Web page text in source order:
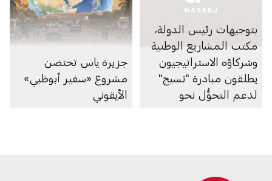
بتوجيهات رئيس الدولة،
مكتب المشاريع الوطنية
وشركاؤه الاستراتيجيون
يطلقون مبادرة "نسيج"
لدعم التحوُّل نحو
جزيرة ياس تحتضن
مشروع «سفير أبوظبي»
الأيقوني